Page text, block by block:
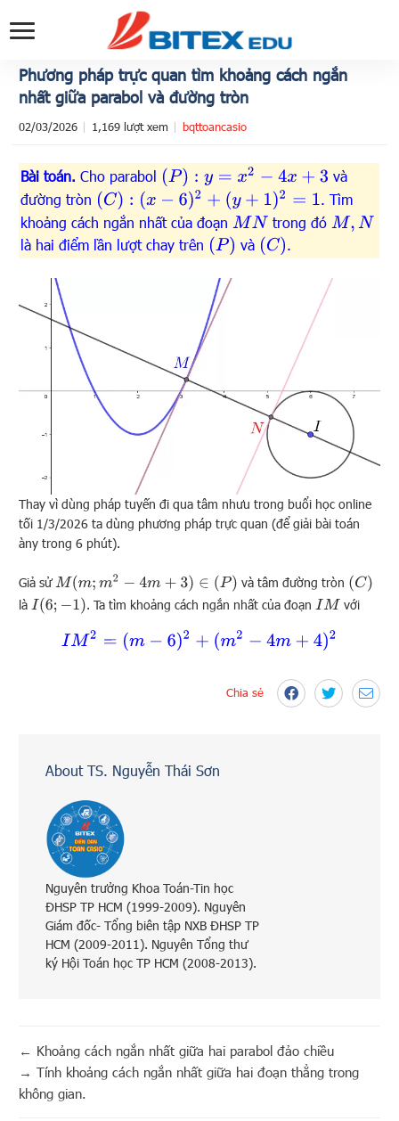
Phương pháp trực quan tìm khoảng cách ngắn
nhất giữa parabol và đường tròn
02/03/2026 1,169 lượt xem bqttoancasio
Bài toán. Cho parabol (P):y = x2 −4 x+ 3
và
đường tròn (C):( x −6) 2+ (y+1)2 =1
. Tìm
khoảng cách ngắn nhất của đoạn MN trong đó M,N
là hai điểm lần lượt chay trên ( P) và (C) .
Thay vì dùng pháp tuyến đi qua tâm nhưu trong buổi học online
tối 1/3/2026 ta dùng phương pháp trực quan (để giải bài toán
àny trong 6 phút).
Giả sử M(m;m 2−4 m+ 3)∈(P) và tâm đường tròn (C)
là I(6;− 1) . Ta tìm khoảng cách ngắn nhất của đoạn IM với
IM2= m−6)2 +( m2−4 m+4)2
Chia sẻ
About TS. Nguyễn Thái Sơn
Nguyên trưởng Khoa Toán-Tin học
ĐHSP TP HCM (1999-2009). Nguyên
Giám đốc- Tổng biên tập NXB ĐHSP TP
HCM (2009-2011). Nguyên Tổng thư
ký Hội Toán học TP HCM (2008-2013).
← Khoảng cách ngắn nhất giữa hai parabol đảo chiều
→ Tính khoảng cách ngắn nhất giữa hai đoạn thẳng trong
không gian.